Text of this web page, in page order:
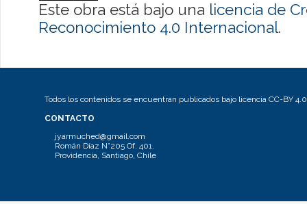
Este obra está bajo una licencia de
Reconocimiento 4.0 Internacional.
Todos los contenidos se encuentran publicados bajo licencia CC-BY 4.0
CONTACTO
jyarmuched@gmail.com
Román Díaz N°205 Of. 401.
Providencia, Santiago, Chile